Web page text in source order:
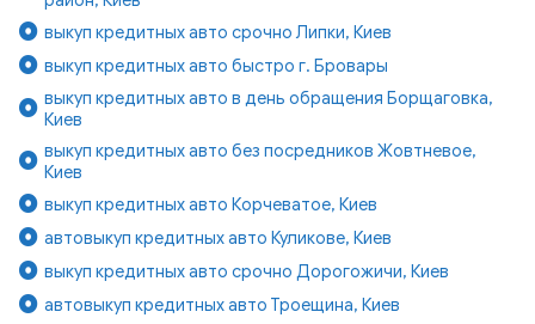
выкуп кредитных авто срочно Липки, Киев
выкуп кредитных авто быстро г. Бровары
выкуп кредитных авто в день обращения Борщаговка,
Киев
выкуп кредитных авто без посредников Жовтневое,
Киев
выкуп кредитных авто Корчеватое, Киев
автовыкуп кредитных авто Куликове, Киев
выкуп кредитных авто срочно Дорогожичи, Киев
автовыкуп кредитных авто Троещина, Киев